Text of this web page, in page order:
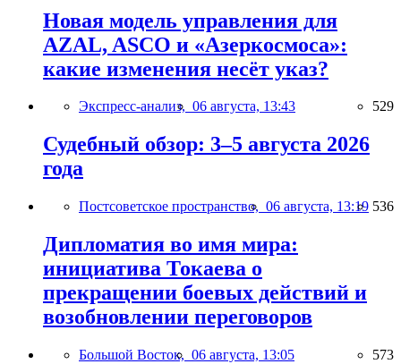
Новая модель управления для
AZAL, ASCO и «Азеркосмоса»:
какие изменения несёт указ?
Экспресс-анализ, 06 августа, 13:43 529
Судебный обзор: 3–5 августа 2026
года
Постсоветское пространство, 06 августа, 13:19 536
Дипломатия во имя мира:
инициатива Токаева о
прекращении боевых действий и
возобновлении переговоров
Большой Восток, 06 августа, 13:05 573